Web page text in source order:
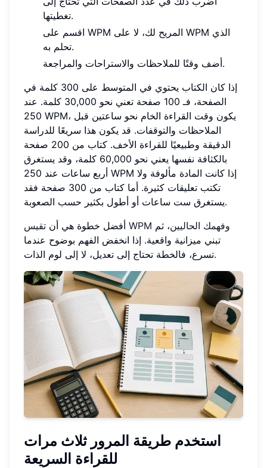
تغطيتها.
اقسم على WPM المريح لك، لا على WPM الذي
تحلم به.
أضف وقتًا للملاحظات والاستراحات والمراجعة.
إذا كان الكتاب يحتوي في المتوسط على 300 كلمة في
الصفحة، فـ 100 صفحة تعني نحو 30,000 كلمة. عند
250 WPM، يكون وقت القراءة الخام نحو ساعتين قبل
الملاحظات والتوقفات. قد يكون هذا سريعًا للدراسة
الدقيقة وطبيعيًا للقراءة الأخف. كتاب من 200 صفحة
بالكثافة نفسها يعني نحو 60,000 كلمة، وقد يستغرق
أربع ساعات عند 250 WPM إذا كانت المادة مألوفة ولا
تكتب تعليقات كثيرة. أما كتاب من 300 صفحة فقد
يستغرق ست ساعات أو أطول بكثير حسب الصعوبة.
أفضل خطوة هي أن
تقيس WPM وفهمك الحاليين، ثم
تبني ميزانية واقعية. إذا انخفض الفهم بوضوح عندما
تسرع، فالخطة تحتاج إلى تعديل، لا إلى لوم الذات.
استخدم طريقة المرور ثلاث مرات
للقراءة السريعة